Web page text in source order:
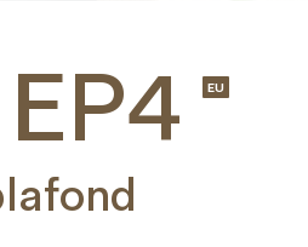
EU